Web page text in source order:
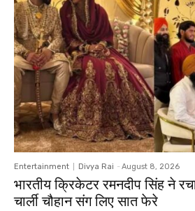
Entertainment Divya Rai - August 8, 2026
भारतीय क्रिकेटर रमनदीप सिंह ने
चार्ली चौहान संग लिए सात फेरे